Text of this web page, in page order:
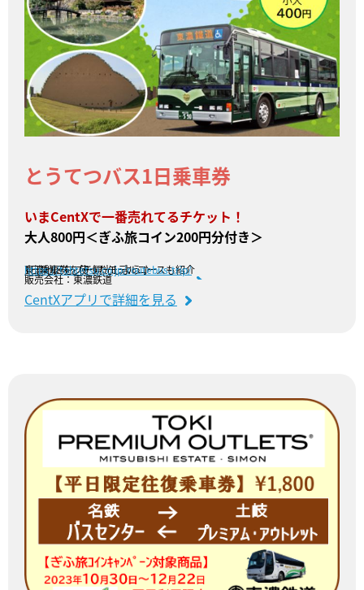
とうてつバス1日乗車券
いまCentXで一番売れてるチケット！
大人800円＜ぎふ旅コイン200円分付き＞
東濃地区をプチ観光しよう♪
1日乗車券を使ったモデルコースも紹介
https://tohtetsu.co.jp/routebus-trip/
販売会社：東濃鉄道
CentXアプリで詳細を見る